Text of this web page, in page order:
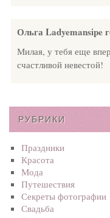
Ольга Ladyemansipe
Милая, у тебя еще
счастливой невестой!
РУБРИКИ
Праздники
Красота
Мода
Путешествия
Секреты фотографии
Свадьба